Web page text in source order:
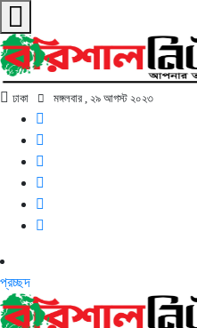
ঢাকা মঙ্গলবার , ২৯ আগস্ট ২০২৩
প্রচ্ছদ